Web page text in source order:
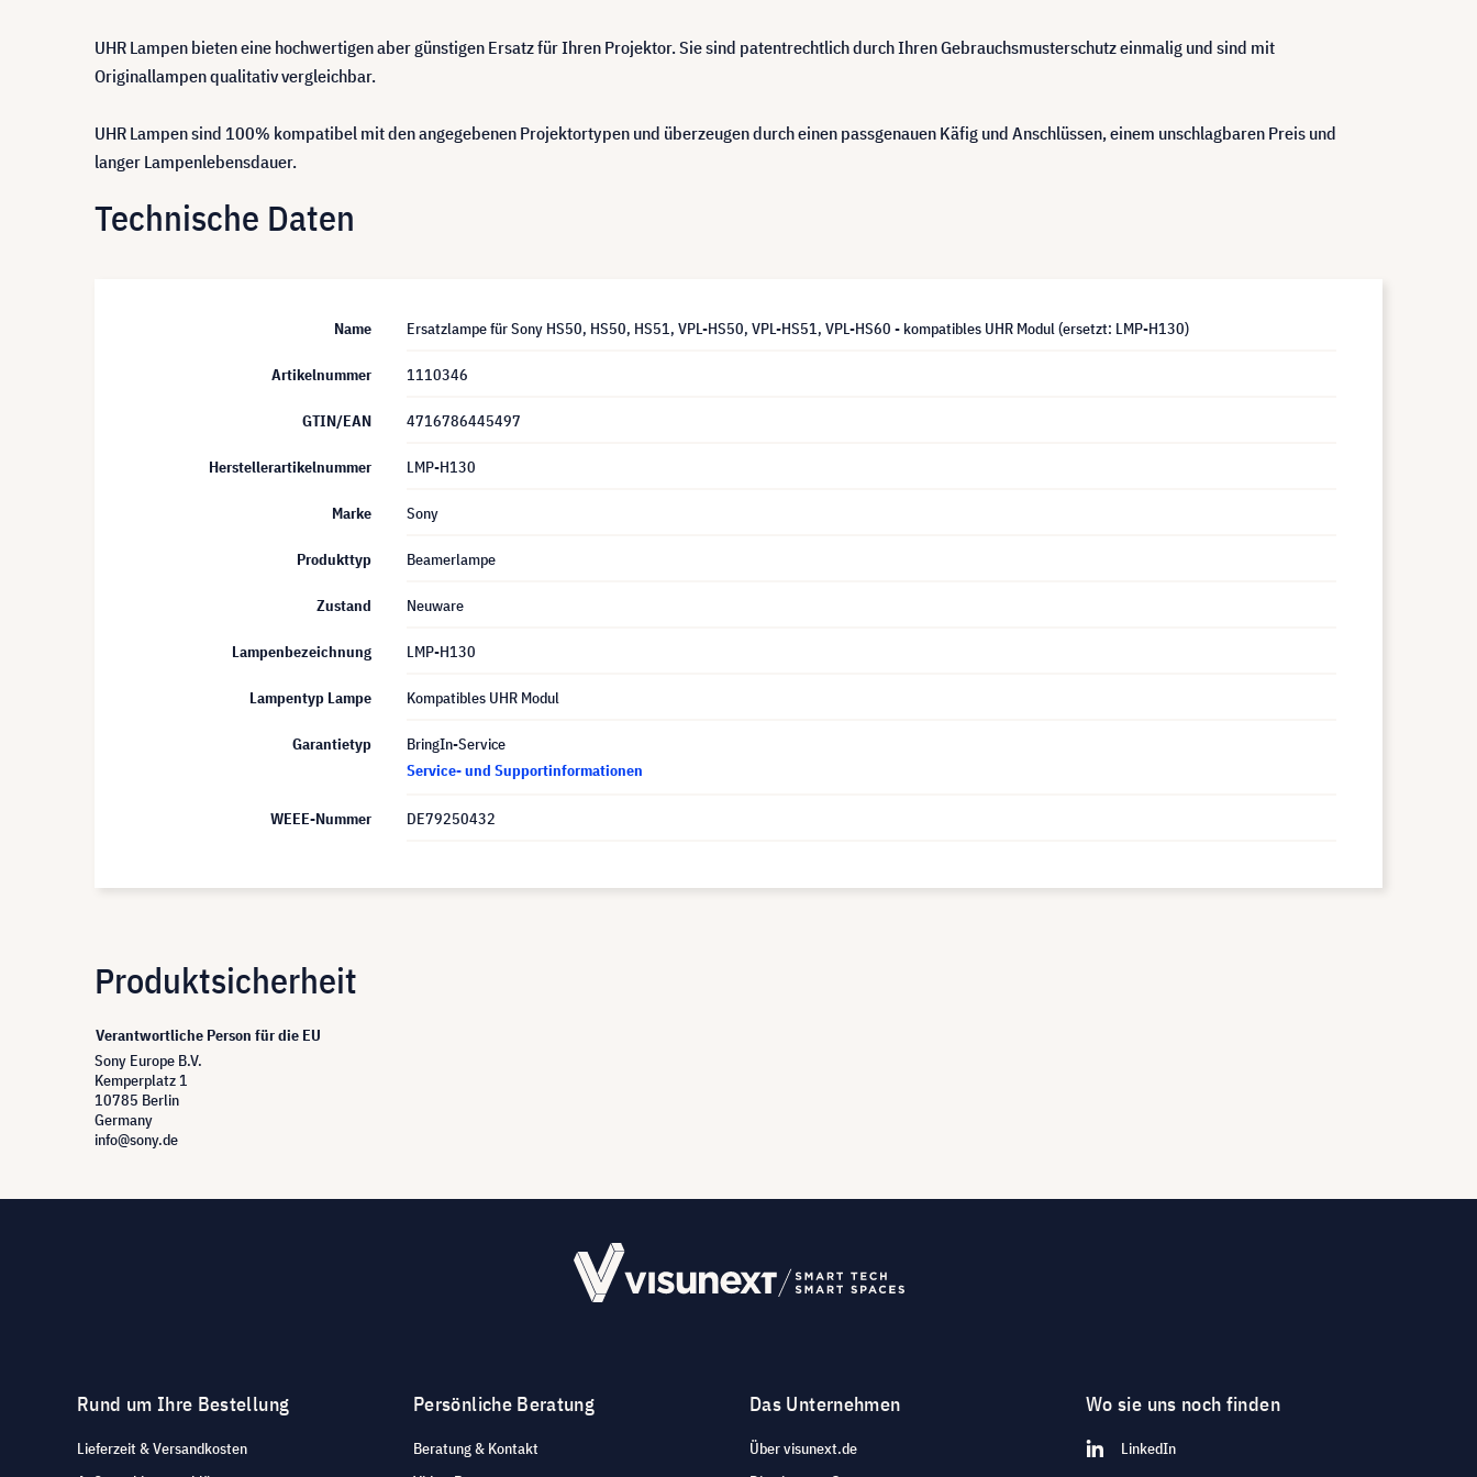
UHR Lampen bieten eine hochwertigen aber günstigen Ersatz für Ihren Projektor. Sie sind patentrechtlich durch Ihren Gebrauchsmusterschutz einmalig und sind mit
Originallampen qualitativ vergleichbar.
UHR Lampen sind 100% kompatibel mit den angegebenen Projektortypen und überzeugen durch einen passgenauen Käfig und Anschlüssen, einem unschlagbaren Preis und
langer Lampenlebensdauer.
Technische Daten
Name Ersatzlampe für Sony HS50, HS50, HS51, VPL-HS50, VPL-HS51, VPL-HS60 - kompatibles UHR Modul (ersetzt: LMP-H130)
Artikelnummer 1110346
GTIN/EAN 4716786445497
Herstellerartikelnummer LMP-H130
Marke Sony
Produkttyp Beamerlampe
Zustand Neuware
Lampenbezeichnung LMP-H130
Lampentyp Lampe Kompatibles UHR Modul
Garantietyp
BringIn-Service
Service- und Supportinformationen
WEEE-Nummer DE79250432
Produktsicherheit
Verantwortliche Person für die EU
Sony Europe B.V.
Kemperplatz 1
10785 Berlin
Germany
info@sony.de
Rund um Ihre Bestellung
Lieferzeit & Versandkosten
Persönliche Beratung
Beratung & Kontakt
Das Unternehmen
Über visunext.de
Wo sie uns noch finden
LinkedIn